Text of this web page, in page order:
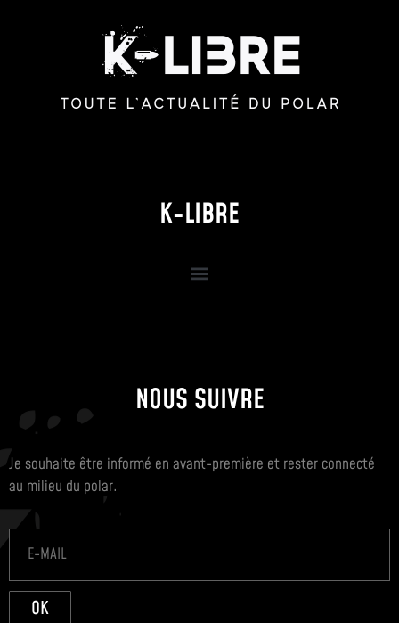
K-LIBRE
NOUS SUIVRE
Je souhaite être informé en avant-première et rester connecté
au milieu du polar.
OK